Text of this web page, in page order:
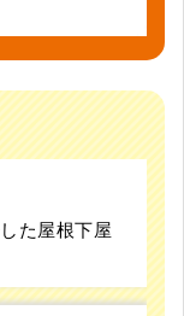
た屋根下屋